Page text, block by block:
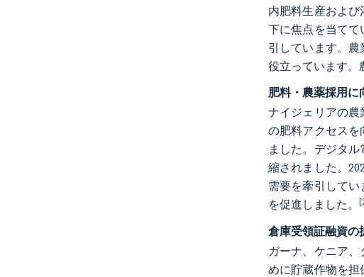
内肥料生産およ
下に焦点を当てて
引しています。
役立っています。
肥料・農薬採用に
ナイジェリアの農
の肥料アクセスを
ました。デジタ
縮されました。
需要を牽引して
を促進しました。
倉庫受領証融資の
ガーナ、ケニア
めに貯蔵作物を担